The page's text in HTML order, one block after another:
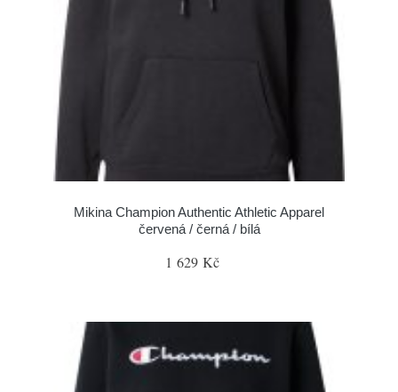
Mikina Champion Authentic Athletic Apparel
červená / černá / bílá
1 629 Kč